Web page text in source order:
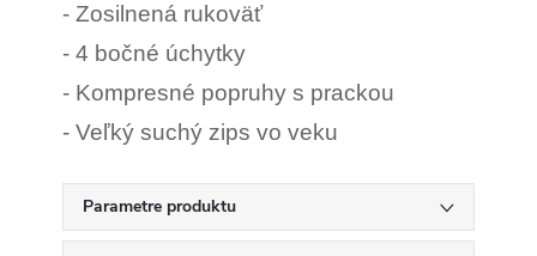
- Zosilnená rukoväť
- 4 bočné úchytky
- Kompresné popruhy s prackou
- Veľký suchý zips vo veku
Parametre produktu